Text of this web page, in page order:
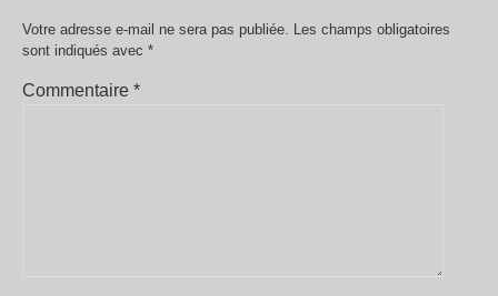
Votre adresse e-mail ne sera pas publiée. Les champs obligatoires
sont indiqués avec *
Commentaire *